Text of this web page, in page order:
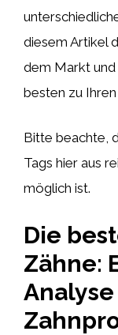
diesem Artikel
dem Markt
besten zu
Bitte beachte,
Tags hier aus
möglich ist.
Die
Zähne: